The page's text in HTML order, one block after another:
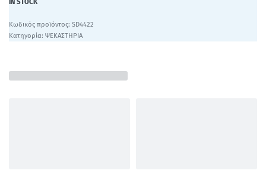
SD4422
Κατηγορία: ΨΕΚΑΣΤΗΡΙΑ